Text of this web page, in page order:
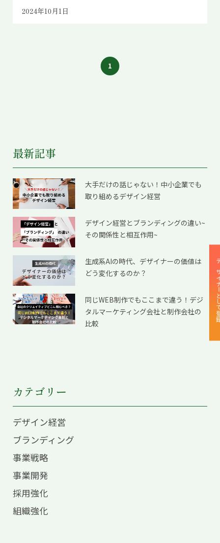
2024年10月1日
1
最新記事
大手だけの話じゃない！中小企業でも
取り組めるデザイン経営
デザイン経営とブランディングの違い~
その関係性と相互作用~
生成系AIの時代、デザイナーの価値は
どう変化するのか？
同じWEB制作でもここまで違う！デジ
タルマーケティング会社と制作会社の
比較
カテゴリー
デザイン経営
ブランディング
事業戦略
事業開発
採用強化
組織強化
デザイ